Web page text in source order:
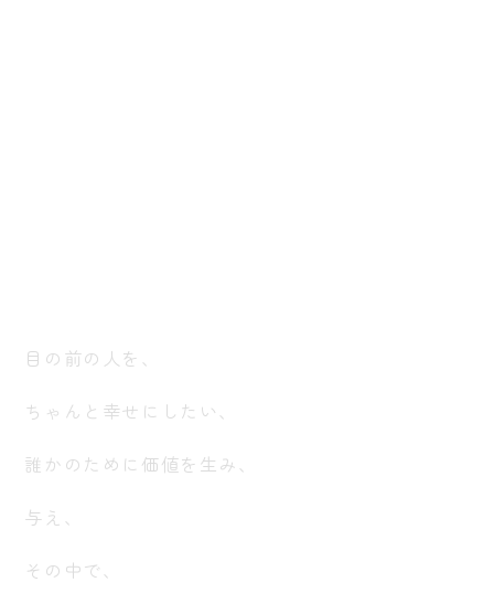
目の前の人を、
ちゃんと幸せにしたい、
誰かのために価値を生み、
与え、
その中で、